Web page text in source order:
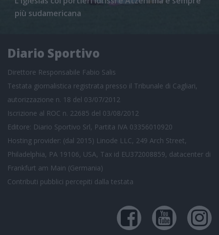
più sudamericana
Diario Sportivo
Direttore Responsabile Fabio Salis
Testata giornalistica registrata presso il Tribunale di Cagliari,
autorizzazione n. 18 del 03/07/2012
Iscrizione al ROC n. 22685 del 03/08/2012
Editore: Diario Sportivo Srl, Partita IVA 03356010920
Hosting provider: (dal 2015) Linode LLC, 249 Arch Street,
Philadelphia, PA 19106, USA, Tax id EU372008859, datacenter di
Frankfurt am Main (Germania)
Contributi pubblici percepiti dalla testata